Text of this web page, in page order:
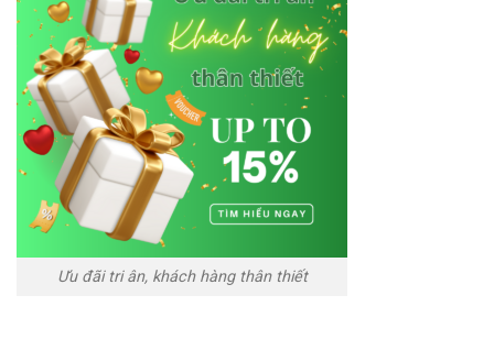
Ưu đãi tri ân, khách hàng thân thiết